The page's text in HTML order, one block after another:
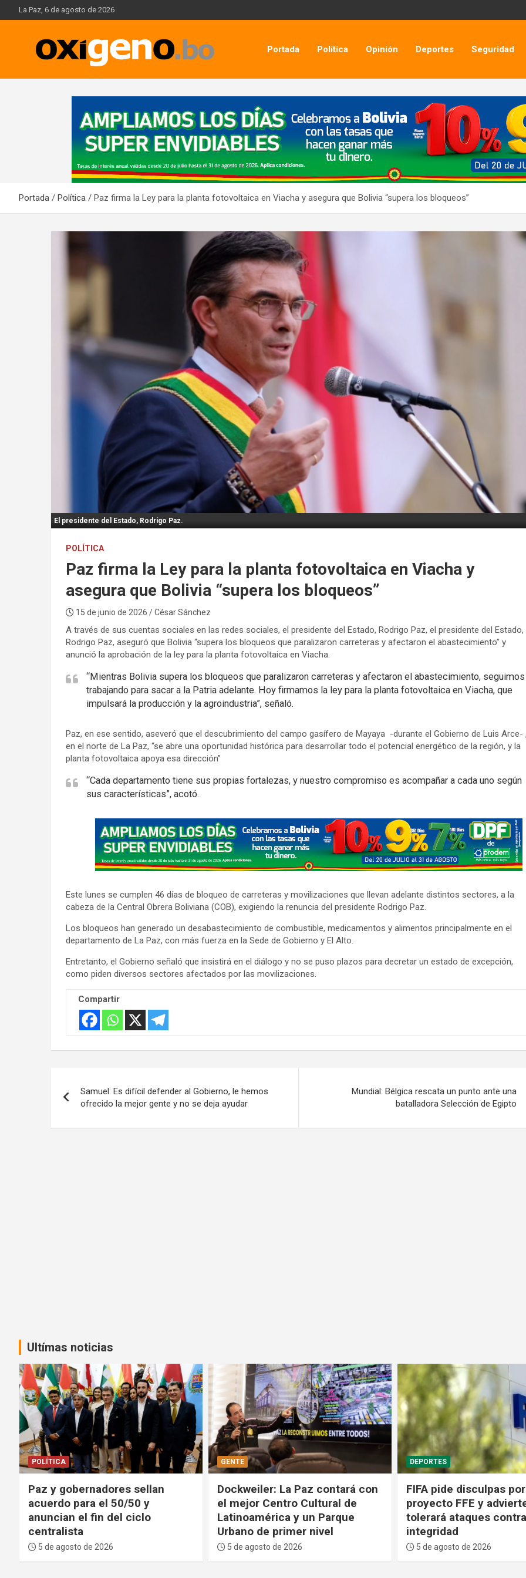
to
La Paz, 6 de agosto de 2026
Oxígeno Digital
Portada Política Opinión Deportes Seguridad
i
s
Portada Política Paz firma la Ley para la planta fotovoltaica en Viacha y asegura que Bolivia “supera los bloqueos”
El presidente del Estado, Rodrigo Paz.
POLÍTICA
Paz firma la Ley para la planta fotovoltaica en Viacha y
asegura que Bolivia “supera los bloqueos”
15 de junio de 2026 / César Sánchez
A través de sus cuentas sociales en las redes sociales, el presidente del Estado, Rodrigo Paz, el presidente del Estado,
Rodrigo Paz, aseguró que Bolivia “supera los bloqueos que paralizaron carreteras y afectaron el abastecimiento” y
anunció la aprobación de la ley para la planta fotovoltaica en Viacha.
“Mientras Bolivia supera los bloqueos que paralizaron carreteras y afectaron el abastecimiento, seguimos
trabajando para sacar a la Patria adelante. Hoy firmamos la ley para la planta fotovoltaica en Viacha, que
impulsará la producción y la agroindustria”, señaló.
Paz, en ese sentido, aseveró que el descubrimiento del campo gasífero de Mayaya -durante el Gobierno de Luis Arce- ,
en el norte de La Paz, “se abre una oportunidad histórica para desarrollar todo el potencial energético de la región, y la
planta fotovoltaica apoya esa dirección”
“Cada departamento tiene sus propias fortalezas, y nuestro compromiso es acompañar a cada uno según
sus características”, acotó.
A
d
v
e
t
s
e
m
e
n
t
:
Este lunes se cumplen 46 días de bloqueo de carreteras y movilizaciones que llevan adelante distintos sectores, a la
cabeza de la Central Obrera Boliviana (COB), exigiendo la renuncia del presidente Rodrigo Paz.
Los bloqueos han generado un desabastecimiento de combustible, medicamentos y alimentos principalmente en el
departamento de La Paz, con más fuerza en la Sede de Gobierno y El Alto.
Entretanto, el Gobierno señaló que insistirá en el diálogo y no se puso plazos para decretar un estado de excepción,
como piden diversos sectores afectados por las movilizaciones.
Compartir
de
entradas
Samuel: Es difícil defender al Gobierno, le hemos
ofrecido la mejor gente y no se deja ayudar
Mundial: Bélgica rescata un punto ante una
batalladora Selección de Egipto
Ultímas noticias
GENTE
Dockweiler: La Paz contará con
el mejor Centro Cultural de
Latinoamérica y un Parque
Urbano de primer nivel
5 de agosto de 2026
DEPORTES
FIFA pide disculpas por fallido
proyecto FFE y advierte que no
tolerará ataques contra su
integridad
5 de agosto de 2026
POLÍTICA
El dólar baja por
consecutiva y valdrá
desde el 6 al 10 de
5 de agosto de 2026